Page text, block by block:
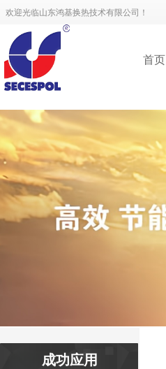
首页
欢迎光临山东鸿基换热技术有限公司！
成功应用